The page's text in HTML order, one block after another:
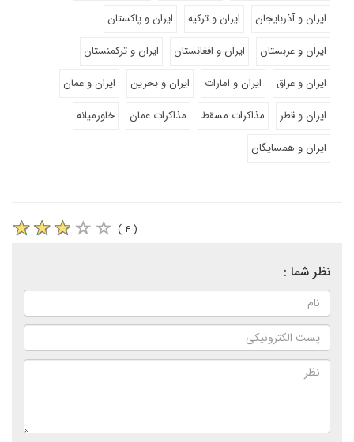
ایران و آذربایجان
ایران و ترکیه
ایران و پاکستان
ایران و عربستان
ایران و افغانستان
ایران و ترکمنستان
ایران و عراق
ایران و امارات ایران و بحرین
ایران و عمان
ایران و قطر
مذاکرات مسقط مذاکرات عمان
خاورمیانه
ایران و همسایگان
( ۴ )
نظر شما :